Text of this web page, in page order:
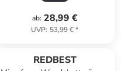
ab: 28,99 €
UVP: 53,99 €*
REDBEST